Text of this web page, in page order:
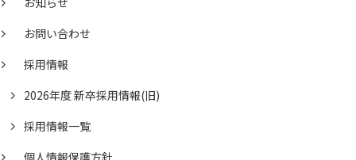
お問い合わせ
採用情報
2026年度 新卒採用情報(旧)
採用情報一覧